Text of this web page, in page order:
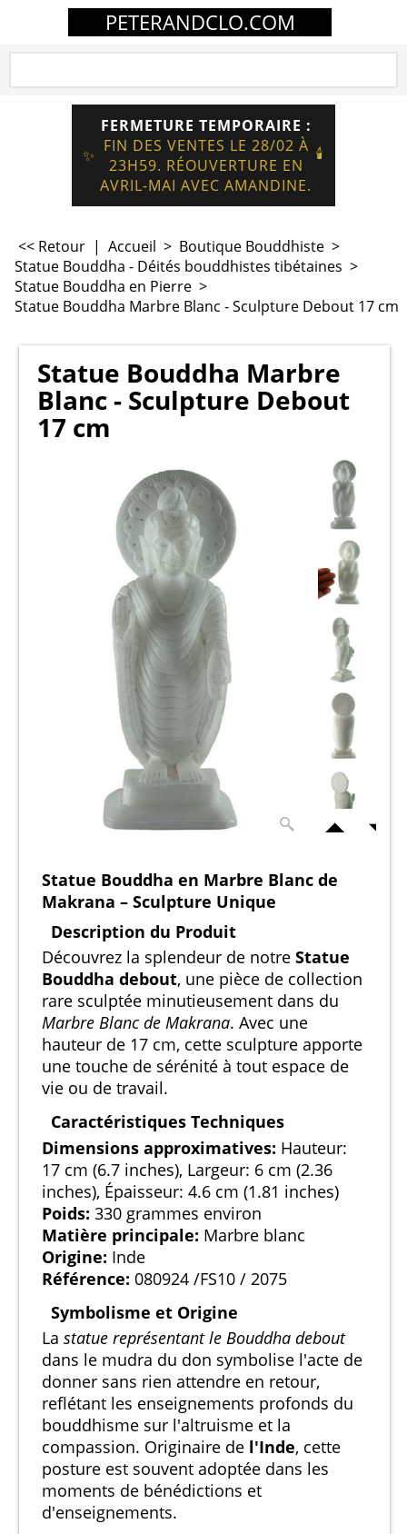
PETERANDCLO.COM
✨
FERMETURE TEMPORAIRE :
FIN DES VENTES LE 28/02 À
23H59. RÉOUVERTURE EN
AVRIL-MAI AVEC AMANDINE.
🕯️
<< Retour | Accueil > Boutique Bouddhiste >
Statue Bouddha - Déités bouddhistes tibétaines >
Statue Bouddha en Pierre >
Statue Bouddha Marbre Blanc - Sculpture Debout 17 cm
Statue Bouddha Marbre
Blanc - Sculpture Debout
17 cm
Statue Bouddha en Marbre Blanc de
Makrana – Sculpture Unique
Description du Produit
Découvrez la splendeur de notre Statue
Bouddha debout, une pièce de collection
rare sculptée minutieusement dans du
Marbre Blanc de Makrana. Avec une
hauteur de 17 cm, cette sculpture apporte
une touche de sérénité à tout espace de
vie ou de travail.
Caractéristiques Techniques
Dimensions approximatives: Hauteur:
17 cm (6.7 inches), Largeur: 6 cm (2.36
inches), Épaisseur: 4.6 cm (1.81 inches)
Poids: 330 grammes environ
Matière principale: Marbre blanc
Origine: Inde
Référence: 080924 /FS10 / 2075
Symbolisme et Origine
La statue représentant le Bouddha debout
dans le mudra du don symbolise l'acte de
donner sans rien attendre en retour,
reflétant les enseignements profonds du
bouddhisme sur l'altruisme et la
compassion. Originaire de l'Inde, cette
posture est souvent adoptée dans les
moments de bénédictions et
d'enseignements.